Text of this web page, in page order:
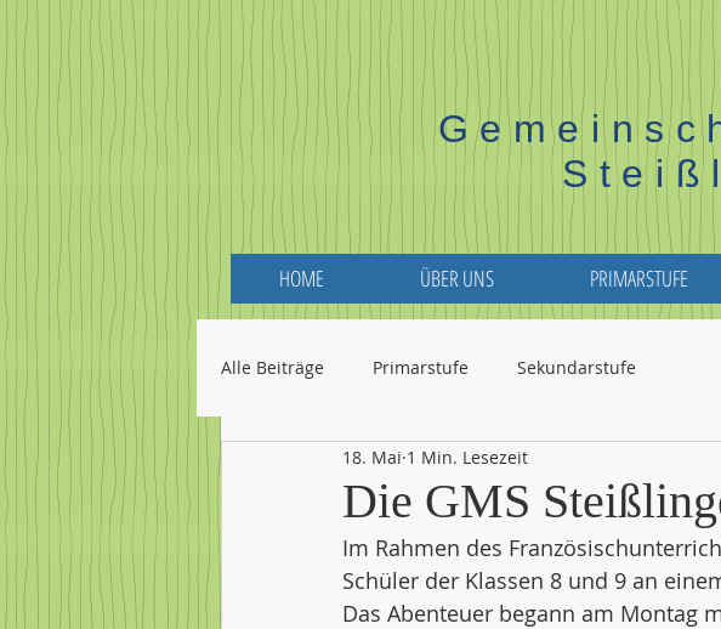
HOME ÜBER UNS PRIMARSTUFE
Alle Beiträge Primarstufe Sekundarstufe
Die GMS
18. Mai 1 Min. Lesezeit
Im Rahmen des
Schüler der Klassen 8 und 9 an
Das Abenteuer begann am Montag